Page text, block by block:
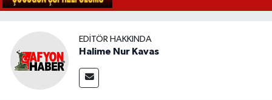
EDITÖR HAKKINDA
Halime Nur Kavas